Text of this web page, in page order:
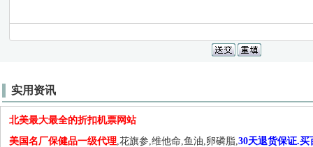
实用资讯
北美最大最全的折扣机票网站
美国名厂保健品一级代理,花旗参,维他命,鱼油,卵磷脂,30天退货保证.买